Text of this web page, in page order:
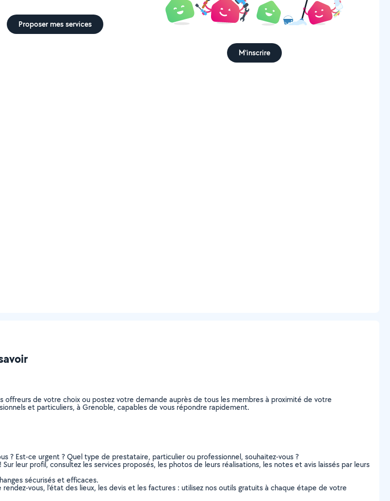
Proposer mes services
M'inscrire
offreurs de votre choix ou postez votre demande auprès de tous les membres à proximité de votre
et particuliers, à Grenoble, capables de vous répondre rapidement.
? Est-ce urgent ? Quel type de prestataire, particulier ou professionnel, souhaitez-vous ?
leur profil, consultez les services proposés, les photos de leurs réalisations, les notes et avis laissés par leurs
sécurisés et efficaces.
vous, l’état des lieux, les devis et les factures : utilisez nos outils gratuits à chaque étape de votre